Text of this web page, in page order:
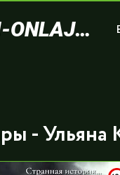
KNIGI-ONLAJN.COM
- Ульяна